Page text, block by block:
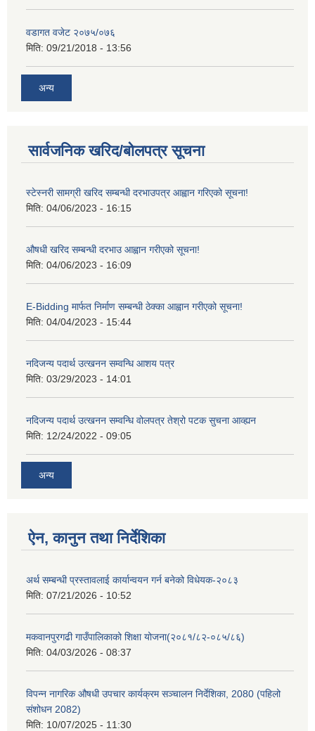
वडागत वजेट २०७५/०७६
मिति: 09/21/2018 - 13:56
अन्य
सार्वजनिक खरिद/बोलपत्र सूचना
स्टेस्नरी सामग्री खरिद सम्बन्धी दरभाउपत्र आह्वान गरिएको सूचना!
मिति: 04/06/2023 - 16:15
औषधी खरिद सम्बन्धी दरभाउ आह्वान गरीएको सूचना!
मिति: 04/06/2023 - 16:09
E-Bidding मार्फत निर्माण सम्बन्धी ठेक्का आह्वान गरीएको सूचना!
मिति: 04/04/2023 - 15:44
नदिजन्य पदार्थ उत्खनन सम्वन्धि आशय पत्र
मिति: 03/29/2023 - 14:01
नदिजन्य पदार्थ उत्खनन सम्वन्धि वोलपत्र तेश्रो पटक सुचना आव्ह्यन
मिति: 12/24/2022 - 09:05
अन्य
ऐन, कानुन तथा निर्देशिका
अर्थ सम्बन्धी प्रस्तावलाई कार्यान्वयन गर्न बनेको विधेयक-२०८३
मिति: 07/21/2026 - 10:52
मकवानपुरगढी गाउँपालिकाको शिक्षा योजना(२०८१/८२-०८५/८६)
मिति: 04/03/2026 - 08:37
विपन्न नागरिक औषधी उपचार कार्यक्रम सञ्चालन निर्देशिका, 2080 (पहिलो
संशोधन 2082)
मिति: 10/07/2025 - 11:30